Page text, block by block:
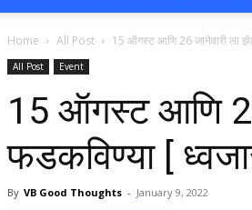
Home All Post 15 ऑगस्ट आणि 26 जानेवारी ला
All Post Event
15 ऑगस्ट आणि
फडकविण्या [
By VB Good Thoughts - January 9, 2022